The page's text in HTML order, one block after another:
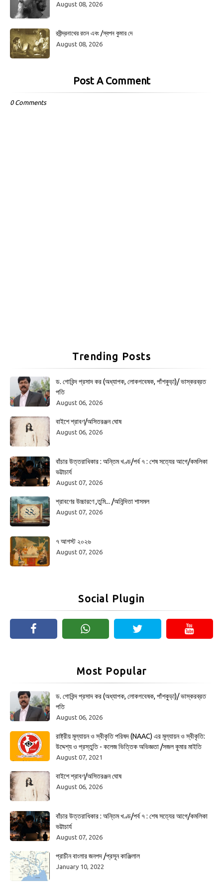
August 08, 2026
রবীন্দ্রনাথের রতন এবং /স্বপন কুমার দে
August 08, 2026
Post A Comment
0 Comments
Trending Posts
ড. গোবিন্দ প্রসাদ কর (অধ্যাপক, লোকগবেষক, পাঁশকুড়া)/ ভাস্করব্রত
পতি
August 06, 2026
বাইশে শ্রাবণ/অসিতরঞ্জন ঘোষ
August 06, 2026
বাঁচার উত্তরাধিকার : অন্তিম খণ্ড/পর্ব ৭ : শেষ সত্যের আগে/কমলিকা
ভট্টাচার্য
August 07, 2026
শ্রাবণের উচ্চারণে ,তুমি... /অনিন্দিতা শাসমল
August 07, 2026
৭ আগস্ট ২০২৬
August 07, 2026
Social Plugin
Most Popular
ড. গোবিন্দ প্রসাদ কর (অধ্যাপক, লোকগবেষক, পাঁশকুড়া)/ ভাস্করব্রত
পতি
August 06, 2026
রাষ্ট্রীয় মূল্যায়ন ও স্বীকৃতি পরিষদ (NAAC) এর মূল্যায়ন ও স্বীকৃতি:
উদ্দেশ্য ও প্রস্তুতি - কলেজ ভিত্তিক অভিজ্ঞতা /সজল কুমার মাইতি
August 07, 2021
বাইশে শ্রাবণ/অসিতরঞ্জন ঘোষ
August 06, 2026
বাঁচার উত্তরাধিকার : অন্তিম খণ্ড/পর্ব ৭ : শেষ সত্যের আগে/কমলিকা
ভট্টাচার্য
August 07, 2026
প্রাচীন বাংলার জনপদ /প্রসূন কাঞ্জিলাল
January 10, 2022